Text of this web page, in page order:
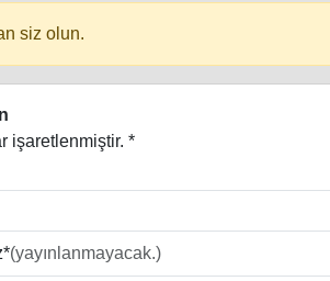
siz olun.
işaretlenmiştir. *
(yayınlanmayacak.)